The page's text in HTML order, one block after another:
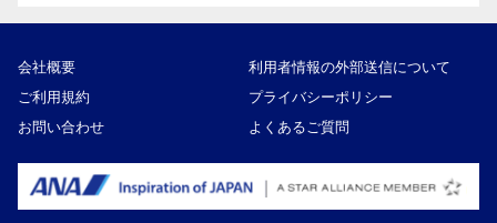
会社概要
利用者情報の外部送信について
ご利用規約
プライバシーポリシー
お問い合わせ
よくあるご質問